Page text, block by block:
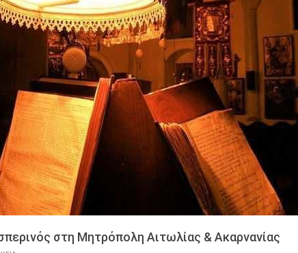
στη Μητρόπολη Αιτωλίας & Ακαρνανίας